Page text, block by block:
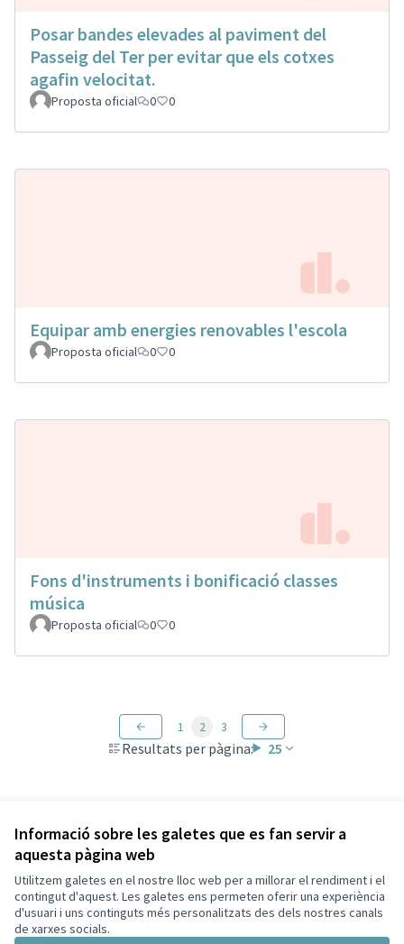
Informació sobre les galetes que es fan servir a
aquesta pàgina web
Utilitzem galetes en el nostre lloc web per a millorar el rendiment i el
contingut d'aquest. Les galetes ens permeten oferir una experiència
d'usuari i uns continguts més personalitzats des dels nostres canals
de xarxes socials.
Posar bandes elevades al paviment del
Passeig del Ter per evitar que els cotxes
agafin velocitat.
Proposta oficial 0 0
Equipar amb energies renovables l'escola
Proposta oficial 0 0
Fons d'instruments i bonificació classes
música
Proposta oficial 0 0
Resultats per pàgina: 25
1 2 3
Veure totes les propostes retirades
Termes i condicions d'ús
Configuració de les galetes
Ajuntament de Montesquiu a X
Ajuntament de Montesquiu a Facebook
Ajuntament de Montesquiu a Instagram
Ajuntament de Montesquiu a YouTube